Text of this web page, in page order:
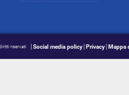
riservati Social media policy Privacy Mappa